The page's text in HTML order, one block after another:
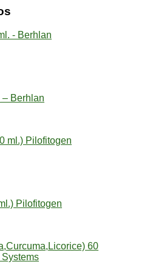
Berhlan
Pilofitogen